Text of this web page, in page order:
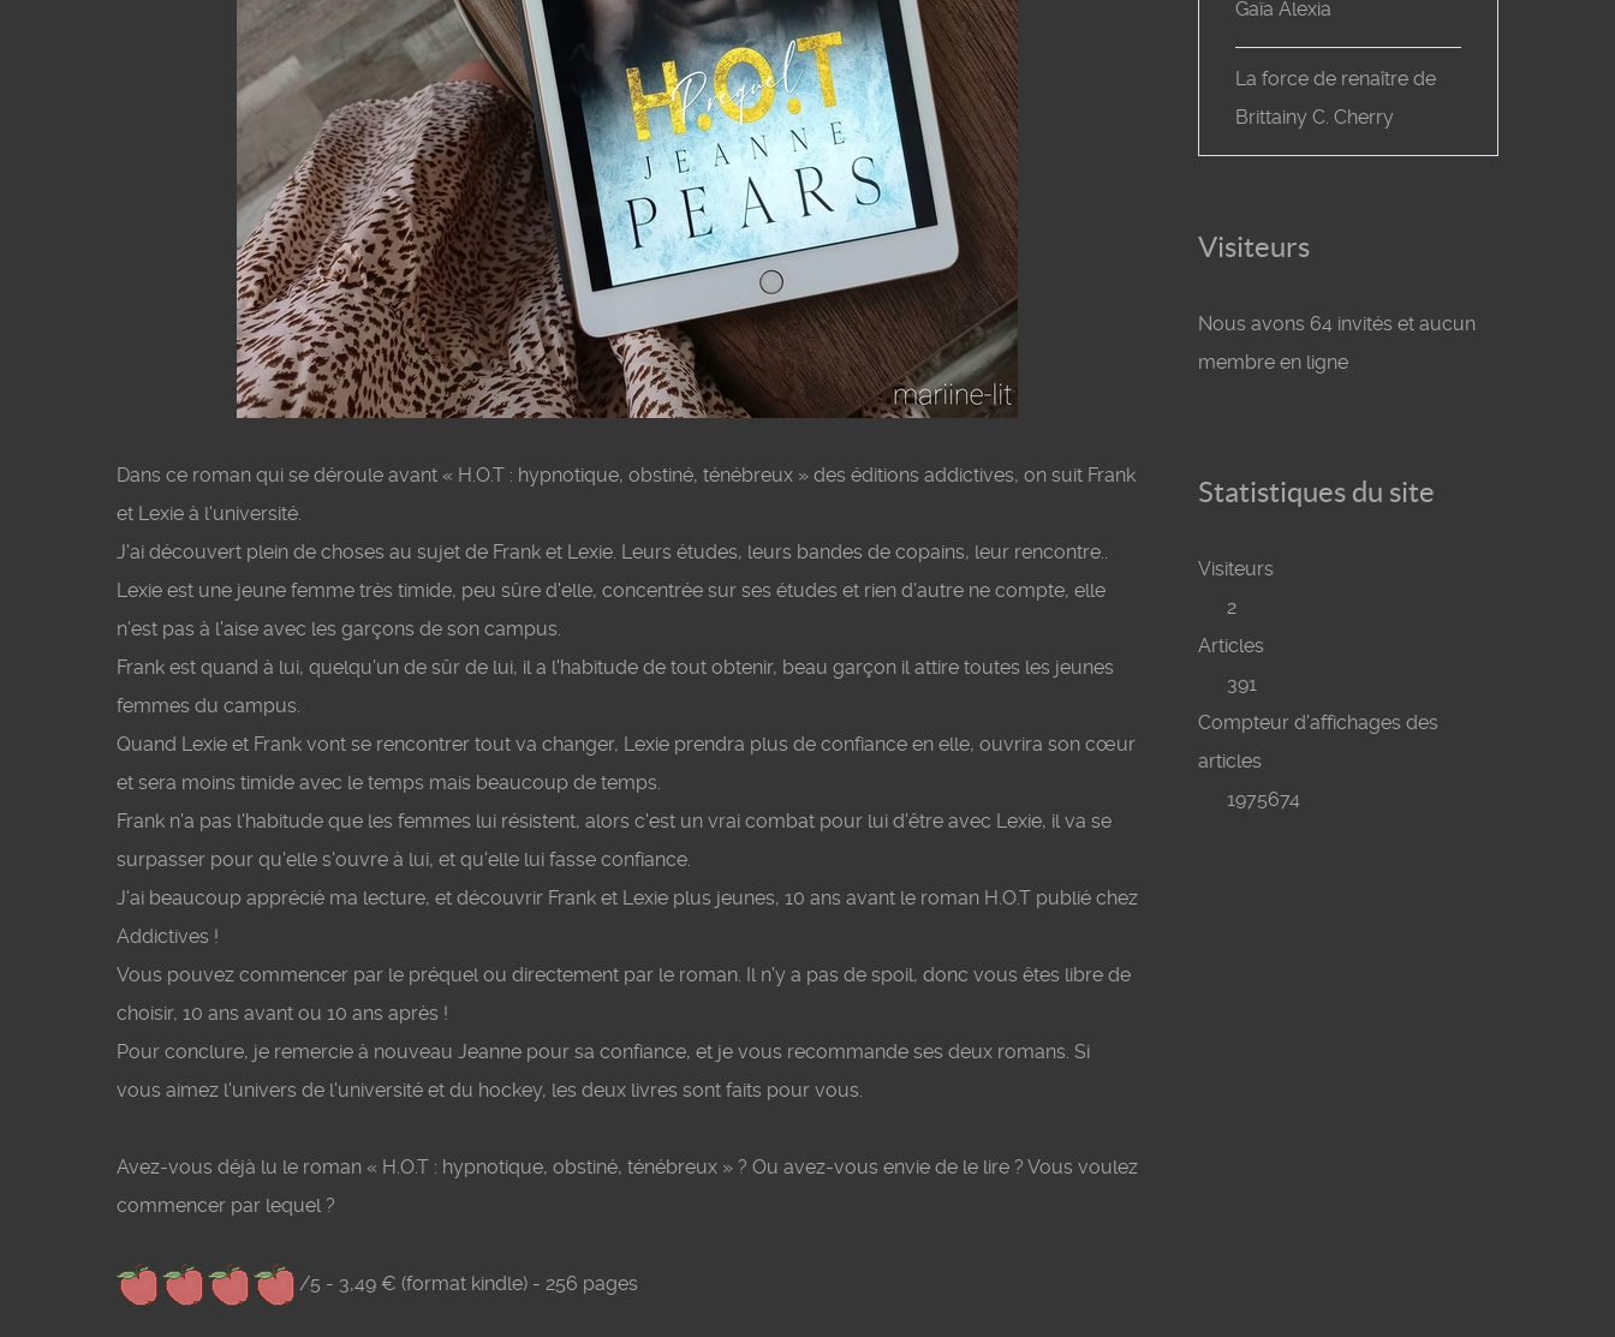
Dans ce roman qui se déroule avant « H.O.T : hypnotique, obstiné, ténébreux » des éditions addictives, on suit Frank
et Lexie à l'université.
J'ai découvert plein de choses au sujet de Frank et Lexie. Leurs études, leurs bandes de copains, leur rencontre..
Lexie est une jeune femme très timide, peu sûre d'elle, concentrée sur ses études et rien d'autre ne compte, elle
n'est pas à l'aise avec les garçons de son campus.
Frank est quand à lui, quelqu'un de sûr de lui, il a l'habitude de tout obtenir, beau garçon il attire toutes les jeunes
femmes du campus.
Quand Lexie et Frank vont se rencontrer tout va changer, Lexie prendra plus de confiance en elle, ouvrira son cœur
et sera moins timide avec le temps mais beaucoup de temps.
Frank n'a pas l'habitude que les femmes lui résistent, alors c'est un vrai combat pour lui d'être avec Lexie, il va se
surpasser pour qu'elle s'ouvre à lui, et qu'elle lui fasse confiance.
J'ai beaucoup apprécié ma lecture, et découvrir Frank et Lexie plus jeunes, 10 ans avant le roman H.O.T publié chez
Addictives !
Vous pouvez commencer par le préquel ou directement par le roman. Il n'y a pas de spoil, donc vous êtes libre de
choisir, 10 ans avant ou 10 ans après !
Pour conclure, je remercie à nouveau Jeanne pour sa confiance, et je vous recommande ses deux romans. Si
vous aimez l'univers de l'université et du hockey, les deux livres sont faits pour vous.
Avez-vous déjà lu le roman « H.O.T : hypnotique, obstiné, ténébreux » ? Ou avez-vous envie de le lire ? Vous voulez
commencer par lequel ?
/5 - 3,49 € (format kindle) - 256 pages
Gaïa Alexia
La force de renaître de
Brittainy C. Cherry
Visiteurs
Nous avons 64 invités et aucun
membre en ligne
Statistiques du site
Visiteurs
2
Articles
391
Compteur d'affichages des
articles
1975674